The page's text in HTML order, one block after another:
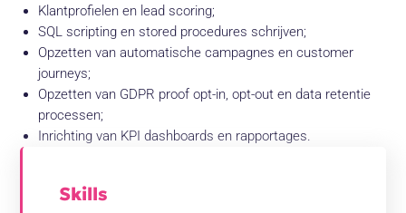
Klantprofielen en lead scoring;
SQL scripting en stored procedures schrijven;
Opzetten van automatische campagnes en customer
journeys;
Opzetten van GDPR proof opt-in, opt-out en data retentie
processen;
Inrichting van KPI dashboards en rapportages.
Skills